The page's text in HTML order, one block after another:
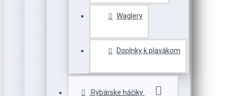
Waglery
Doplnky k plavákom
Rybárske háčiky